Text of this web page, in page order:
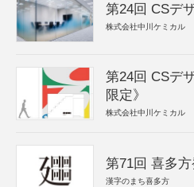
第24回 CSデ
株式会社中川ケミカル
第24回 CSデ
限定》
株式会社中川ケミカル
第71回 喜多
漢字のまち喜多方